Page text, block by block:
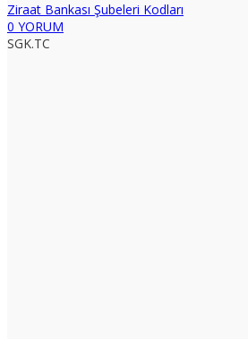
Ziraat Bankası Şubeleri Kodları
0 YORUM
SGK.TC